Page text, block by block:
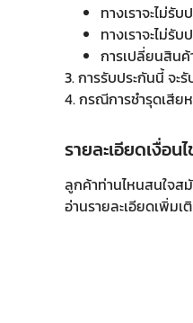
ทางเราจะไม่รั
ทางเราจะไม่รั
การเปลี่ยนสินค้
3. การรับประกันนี้ จะ
4. กรณีการชำรุดเสีย
รายละเอียดเงื่อ
ลูกค้าท่านไหนสนใจส
อ่านรายละเอียดเพิ่มเ